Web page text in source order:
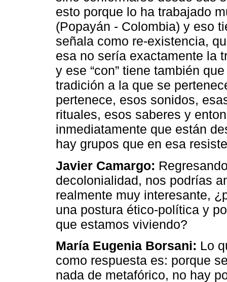
esto porque lo ha trabajado
(Popayán - Colombia) y eso
señala como re-existencia,
esa no sería exactamente la
y ese “con” tiene también
tradición a la que se
pertenece, esos sonidos,
rituales, esos saberes y
inmediatamente que están
hay grupos que en esa
Javier Camargo:
decolonialidad, nos podrías
realmente muy interesante,
una postura ético-política y
que estamos viviendo?
María Eugenia Borsani: Lo
como respuesta es: porque
nada de metafórico, no hay